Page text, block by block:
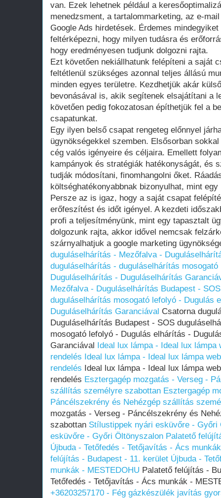
van. Ezek lehetnek például a
menedzsment, a tartalommarketing, az e-
Google Ads hirdetések. Érdemes
feltérképezni, hogy milyen tudásra és
hogy eredményesen tudjunk dolgozni rajta.
Ezt követően nekiállhatunk felépíteni a saját
feltétlenül szükséges azonnal teljes állású
minden egyes területre. Kezdhetjük akár
bevonásával is, akik segítenek elsajátítani a
követően pedig fokozatosan építhetjük fel a
csapatunkat.
Egy ilyen belső csapat rengeteg előnnyel
ügynökségekkel szemben. Elsősorban
cég valós igényeire és céljaira. Emellett
kampányok és stratégiák hatékonyságát, és
tudják módosítani, finomhangolni őket.
költséghatékonyabbnak bizonyulhat, mint
Persze az is igaz, hogy a saját csapat
erőfeszítést és időt igényel. A kezdeti
profi a teljesítményünk, mint egy tapasztalt
dolgozunk rajta, akkor idővel nemcsak
szárnyalhatjuk a google marketing
duguláselhárítás - Mezőfalva -
duguláselhárítás - duguláselhárítás
Duguláselhárítás - Duguláselhárítás
Mezőfalva - Duguláselhárítás Budapest -
duguláselhárítás mosogató lefolyó - Dugulás
Duguláselhárítás Garanciával Csatorna
Duguláselhárítás Budapest - SOS
mosogató lefolyó - Dugulás elhárítás -
Garanciával Ideal lux lámpa - Ideal lux lámpa
rendelés Ideal lux lámpa - Ideal lux lámpa
rendelés Ideal lux lámpa - Ideal lux lámpa
rendelés Esztergagép mozgatás - Verseg -
szállítás személyre szabottan Esztergagép
Páncélszekrény és Nehézgép szállítás
mozgatás - Verseg - Páncélszekrény és
szabottan Stílustippek nyári esküvőre - Győri
esküvőre - Győri Öltönyszalon Palatető
Újbuda - Tetőfedés - Tetőjavítás - Ács
felújítás - Budapest - 11. kerület Újbuda -
munkák - MESTEDOHU Palatető felújítás -
Tetőfedés - Tetőjavítás - Ács munkák -
+36203257170 - Fég gázkészülék javítás